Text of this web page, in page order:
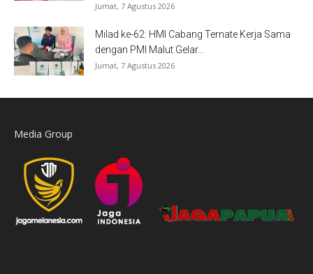
Jumat, 7 Agustus 2026
Milad ke-62: HMI Cabang Ternate Kerja Sama
dengan PMI Malut Gelar...
Jumat, 7 Agustus 2026
Media Group